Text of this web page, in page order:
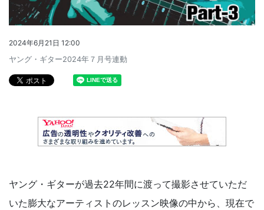
2024年6月21日 12:00
ヤング・ギター2024年７月号連動
ヤング・ギターが過去22年間に渡って撮影させていただ
いた膨大なアーティストのレッスン映像の中から、現在で